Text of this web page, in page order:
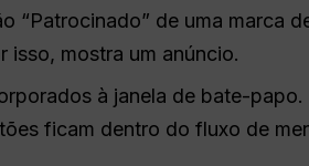
“Patrocinado” de uma marca
isso, mostra um anúncio.
à janela de bate-
ficam dentro do fluxo de